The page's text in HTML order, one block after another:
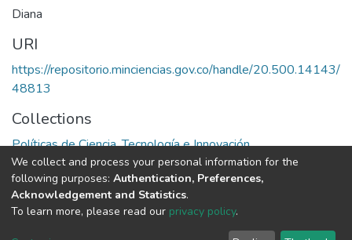
Diana
URI
https://repositorio.minciencias.gov.co/handle/20.500.14143/
48813
Collections
Políticas de Ciencia, Tecnología e Innovación
Full item page
DSpace software copyright © 2002-2026
We collect and process your personal information for the
following purposes: Authentication, Preferences,
Acknowledgement and Statistics.
To learn more, please read our privacy policy.